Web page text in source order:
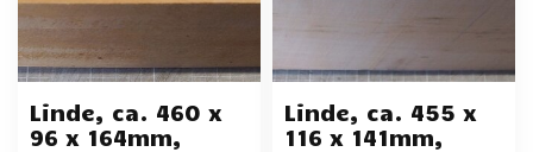
Linde, ca. 460 x
96 x 164mm,
Linde, ca. 455 x
116 x 141mm,